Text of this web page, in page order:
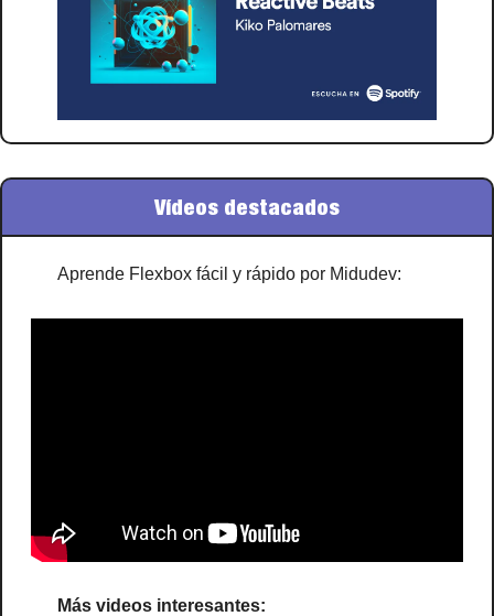
Vídeos destacados
Aprende Flexbox fácil y rápido por Midudev:
Más videos interesantes: